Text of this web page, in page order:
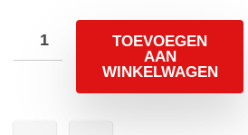
TOEVOEGEN
AAN
WINKELWAGEN